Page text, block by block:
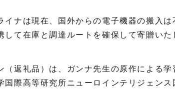
イナは現在、国外からの電子機器の搬入
して在庫と調達ルートを確保して寄贈いた
（返礼品）は、ガンナ先生の原作による
国際高等研究所ニューロインテリジェン